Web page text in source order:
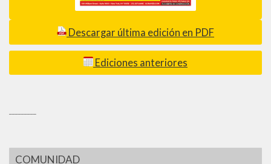
Descargar última edición en PDF
Ediciones anteriores
COMUNIDAD